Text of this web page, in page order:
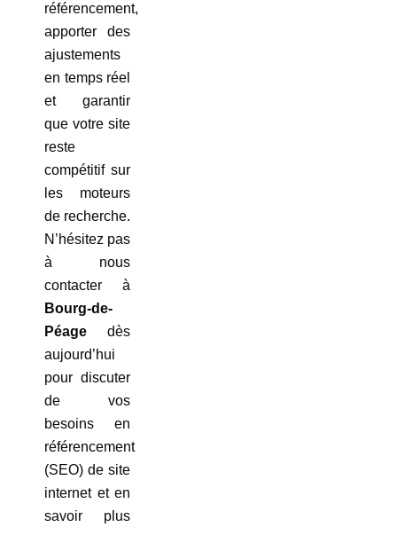
référencement,
apporter des
ajustements
en temps réel
et garantir
que votre site
reste
compétitif sur
les moteurs
de recherche.
N’hésitez pas
à nous
contacter à
Bourg-de-
Péage dès
aujourd’hui
pour discuter
de vos
besoins en
référencement
(SEO) de site
internet et en
savoir plus